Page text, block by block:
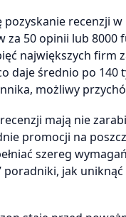
pozyskanie recenzji
50 opinii lub 8000
największych
daje średnio po 140
możliwy
mają nie
promocji na
szereg
jak